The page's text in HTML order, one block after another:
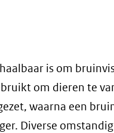
is om
om dieren te
waarna een
Diverse